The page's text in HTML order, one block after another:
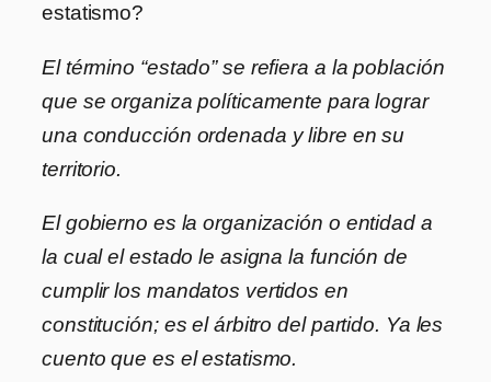
estatismo?
El término “estado” se refiera a la población
que se organiza políticamente para lograr
una conducción ordenada y libre en su
territorio.
El gobierno es la organización o entidad a
la cual el estado le asigna la función de
cumplir los mandatos vertidos en
constitución; es el árbitro del partido. Ya les
cuento que es el estatismo.